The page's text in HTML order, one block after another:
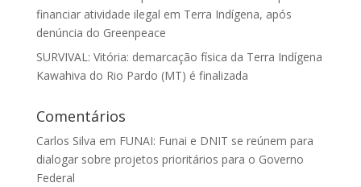
financiar atividade ilegal em Terra Indígena, após
denúncia do Greenpeace
SURVIVAL: Vitória: demarcação física da Terra Indígena
Kawahiva do Rio Pardo (MT) é finalizada
Comentários
Carlos Silva em FUNAI: Funai e DNIT se reúnem para
dialogar sobre projetos prioritários para o Governo
Federal